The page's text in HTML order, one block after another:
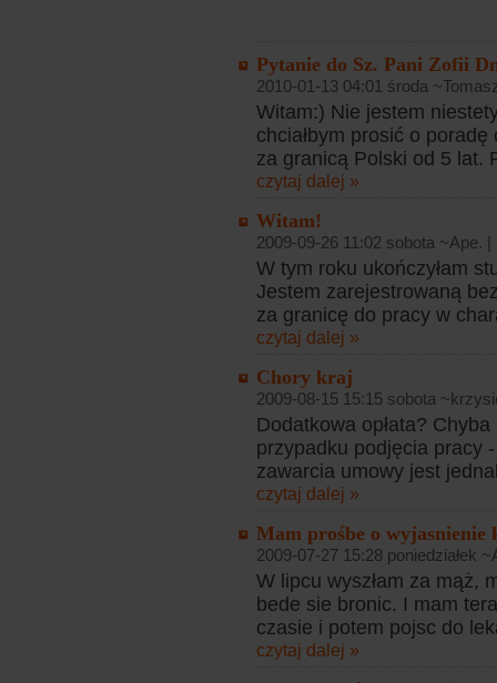
Pytanie do Sz. Pani Zofii
2010-01-13 04:01 środa
Witam:) Nie jestem
chciałbym prosić o
za granicą Polski od 5 lat.
czytaj dalej »
Witam!
2009-09-26 11:02 sobota ~Ape. |
W tym roku ukończyłam
Jestem zarejestrowaną
za granicę do pracy w
czytaj dalej »
Chory kraj
2009-08-15 15:15 sobota
Dodatkowa opłata?
przypadku podjęcia pracy
zawarcia umowy jest
czytaj dalej »
Mam prośbe o wyjasnienie
2009-07-27 15:28 poniedziałek
W lipcu wyszłam za mąż,
bede sie bronic. I mam
czasie i potem pojsc do
czytaj dalej »